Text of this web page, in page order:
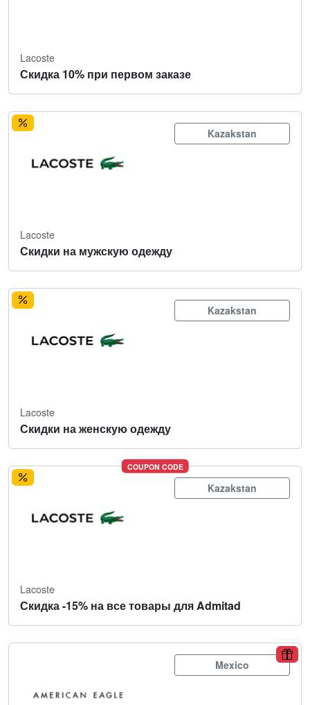
Lacoste
Скидка 10% при первом заказе
Kazakstan
Lacoste
Скидки на мужскую одежду
Kazakstan
Lacoste
Скидки на женскую одежду
COUPON CODE
Kazakstan
Lacoste
Скидка -15% на все товары для Admitad
Mexico